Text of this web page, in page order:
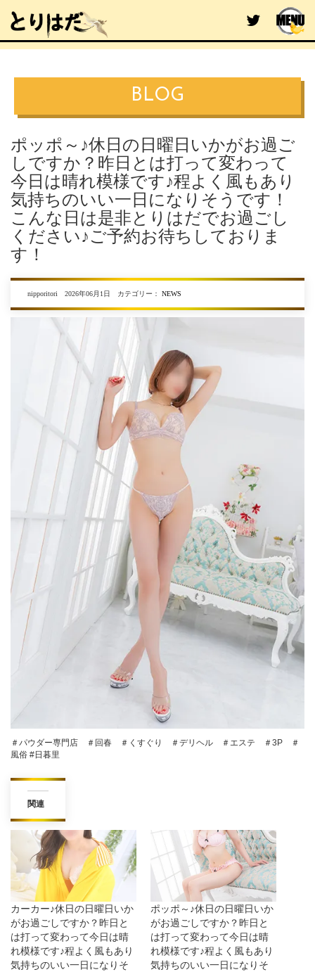
BLOG
ポッポ～♪休日の日曜日いかがお過ご
しですか？昨日とは打って変わって
今日は晴れ模様です♪程よく風もあり
気持ちのいい一日になりそうです！
こんな日は是非とりはだでお過ごし
ください♪ご予約お待ちしておりま
す！
nipporitori 2026年06月1日 カテゴリー： NEWS
＃パウダー専門店 ＃回春 ＃くすぐり ＃デリヘル ＃エステ ＃3P ＃
風俗 #日暮里
関連
カーカー♪休日の日曜日いか
がお過ごしですか？昨日と
は打って変わって今日は晴
れ模様です♪程よく風もあり
気持ちのいい一日になりそ
ポッポ～♪休日の日曜日いか
がお過ごしですか？昨日と
は打って変わって今日は晴
れ模様です♪程よく風もあり
気持ちのいい一日になりそ